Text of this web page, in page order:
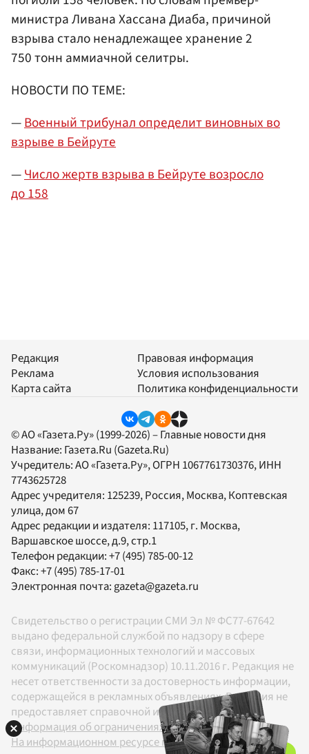
министра Ливана Хассана Диаба, причиной
взрыва стало ненадлежащее хранение 2
750 тонн аммиачной селитры.
НОВОСТИ ПО ТЕМЕ:
—Военный трибунал определит виновных во
взрыве в Бейруте
—Число жертв взрыва в Бейруте возросло
до 158
Редакция
Реклама
Карта сайта
Правовая информация
Условия использования
Политика конфиденциальности
© АО «Газета.Ру» (1999-2026) – Главные новости дня
Название: Газета.Ru (Gazeta.Ru)
Учредитель:АО «Газета.Ру», ОГРН 1067761730376, ИНН
7743625728
Адрес учредителя: 125239, Россия, Москва, Коптевская
улица, дом 67
Адрес редакции и издателя: 117105, г. Москва,
Варшавское шоссе, д.9, стр.1
Телефон редакции:+7 (495) 785-00-12
Факс:+7 (495) 785-17-01
Электронная почта: gazeta@gazeta.ru
Свидетельство о регистрации СМИ Эл № ФС77-67642
выдано федеральной службой по надзору в сфере
связи, информационных технологий и массовых
коммуникаций (Роскомнадзор) 10.11.2016 г. Редакция не
несет ответственности за достоверность информации,
содержащейся в рекламных объявлениях. Редакция не
предоставляет справочной информации.
Информация об ограничениях
На информационном ресурсе применяются